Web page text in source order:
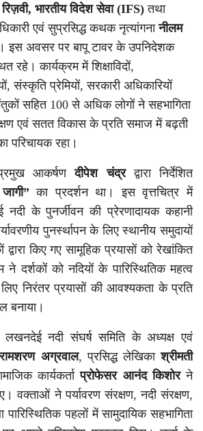
भारतीय विदेश सेवा (IFS) तथा
एवं सुप्रसिद्ध कथक नृत्यांगनानीलम
इस अवसर पर बापू टावर के उपनिदेशक
रहे। कार्यक्रम में शिक्षाविदों,
संस्कृति प्रेमियों, सरकारी अधिकारियों
सहित 100 से अधिक लोगों ने सहभागिता
एवं सतत विकास के प्रति समाज में बढ़ती
परिचायक रहा।
आकर्षणदीपेश चंद्रद्वारा निर्देशित
का प्रदर्शन था। इस वृत्तचित्र में
नदी के पुनर्जीवन की प्रेरणादायक कहानी
पुनर्स्थापन के लिए स्थानीय समुदायों
द्वारा किए गए सामूहिक प्रयासों को रेखांकित
दर्शकों को नदियों के पारिस्थितिक महत्व
निरंतर प्रयासों की आवश्यकता के प्रति
बनाया।
लखनदेई नदी संघर्ष समिति के अध्यक्ष एवं
रामशरण अग्रवाल, प्रसिद्ध लेखिकाश्रीमती
कार्यकर्ताप्रोफेसर आनंद किशोरने
वक्ताओं ने पर्यावरण संरक्षण, नदी संरक्षण,
पहलों में सामुदायिक सहभागिता